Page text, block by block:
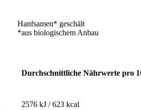
Hanfsamen* geschält
*aus biologischem Anbau
Durchschnittliche Nährwerte pro
2576 kJ / 623 kcal